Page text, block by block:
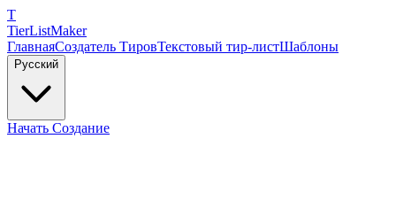
T
TierListMaker
ГлавнаяСоздатель ТировТекстовый тир-листШаблоны
Русский
Начать Создание